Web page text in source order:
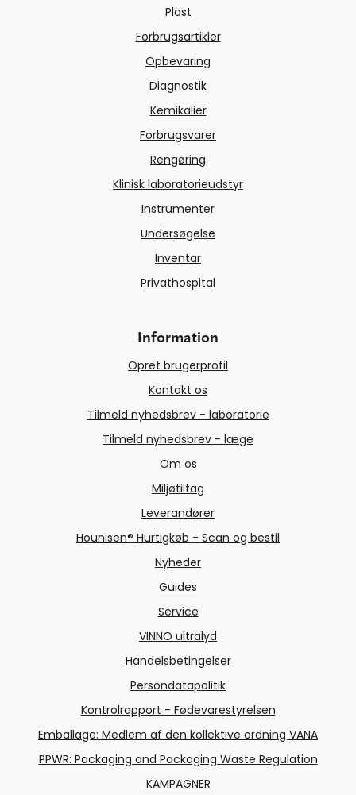
Plast
Forbrugsartikler
Opbevaring
Diagnostik
Kemikalier
Forbrugsvarer
Rengøring
Klinisk laboratorieudstyr
Instrumenter
Undersøgelse
Inventar
Privathospital
Information
Opret brugerprofil
Kontakt os
Tilmeld nyhedsbrev - laboratorie
Tilmeld nyhedsbrev - læge
Om os
Miljøtiltag
Leverandører
Hounisen® Hurtigkøb - Scan og bestil
Nyheder
Guides
Service
VINNO ultralyd
Handelsbetingelser
Persondatapolitik
Kontrolrapport - Fødevarestyrelsen
Emballage: Medlem af den kollektive ordning VANA
PPWR: Packaging and Packaging Waste Regulation
KAMPAGNER